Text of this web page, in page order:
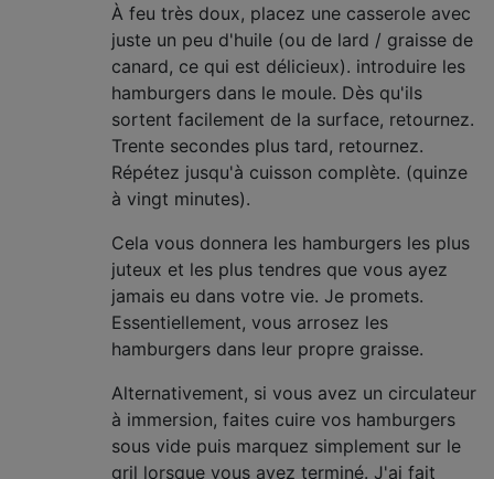
À feu très doux, placez une casserole avec
juste un peu d'huile (ou de lard / graisse de
canard, ce qui est délicieux). introduire les
hamburgers dans le moule. Dès qu'ils
sortent facilement de la surface, retournez.
Trente secondes plus tard, retournez.
Répétez jusqu'à cuisson complète. (quinze
à vingt minutes).
Cela vous donnera les hamburgers les plus
juteux et les plus tendres que vous ayez
jamais eu dans votre vie. Je promets.
Essentiellement, vous arrosez les
hamburgers dans leur propre graisse.
Alternativement, si vous avez un circulateur
à immersion, faites cuire vos hamburgers
sous vide puis marquez simplement sur le
gril lorsque vous avez terminé. J'ai fait